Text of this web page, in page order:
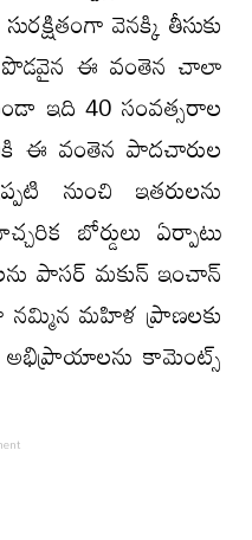
వెనక్కి తీసుకు
పొడవైన ఈ వంతెన చాలా
ఇది 40 సంవత్సరాల
ఈ వంతెన పాదచారుల
నుంచి ఇతరులను
బోర్డులు ఏర్పాటు
పాసర్ మకున్ ఇంచాన్
నమ్మిన మహిళ ప్రాణలకు
అభిప్రాయాలను కామెంట్స్